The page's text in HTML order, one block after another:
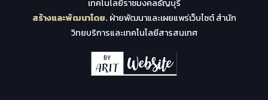
เทคโนโลยีราชมงคลธัญบุรี
สร้างและพัฒนาโดย. ฝ่ายพัฒนาและเผยแพร่เว็บไซต์ สำนัก
วิทยบริการและเทคโนโลยีสารสนเทศ